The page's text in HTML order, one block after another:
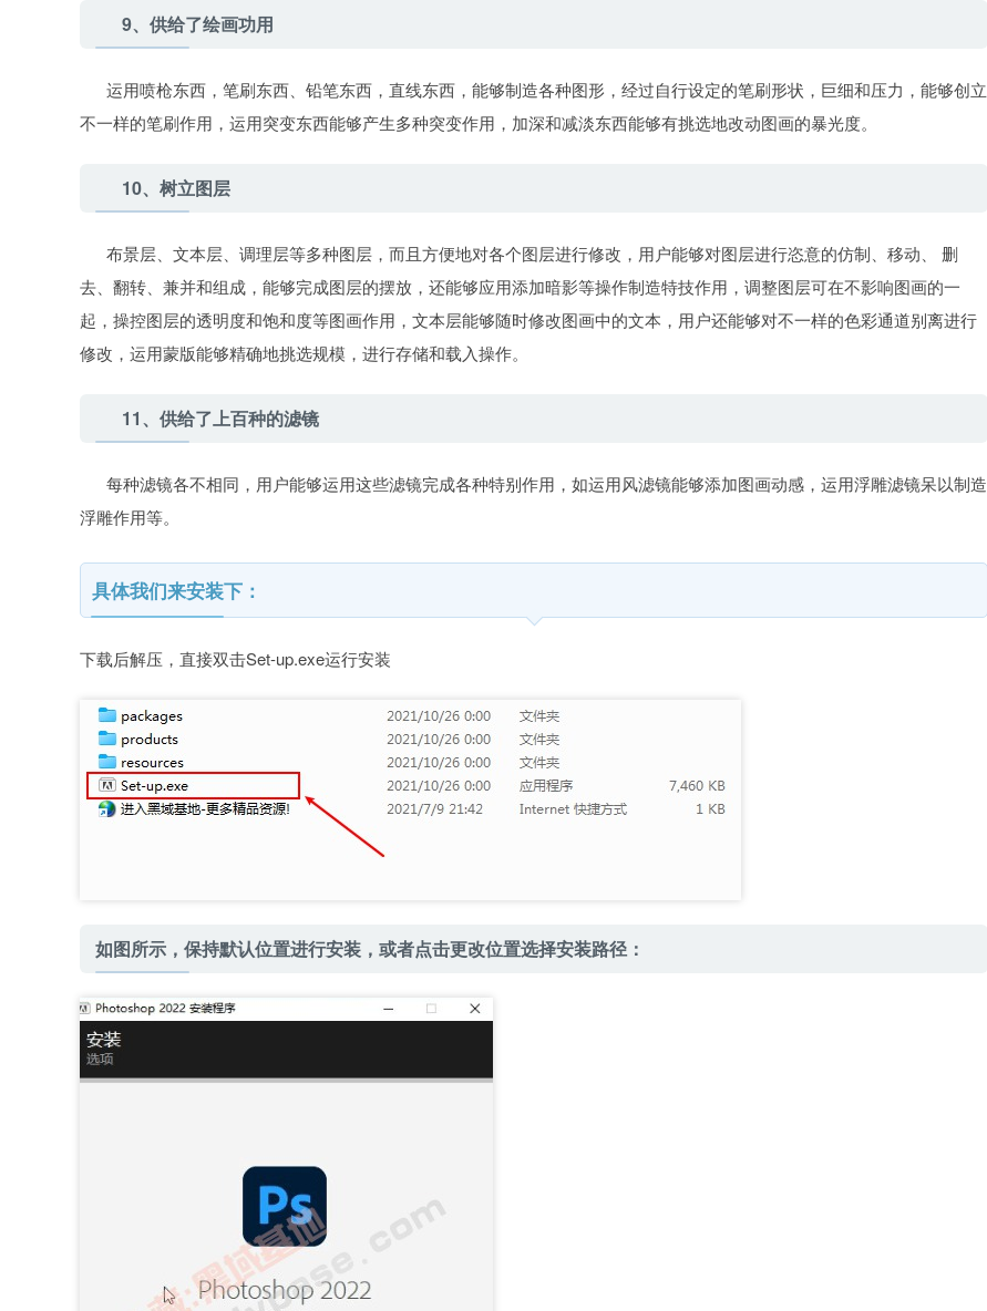
9、供给了绘画功用
运用喷枪东西，笔刷东西、铅笔东西，直线东西，能够制造各种图形，经过自行设定的笔刷形状，巨细和压力，能够创立
不一样的笔刷作用，运用突变东西能够产生多种突变作用，加深和减淡东西能够有挑选地改动图画的暴光度。
10、树立图层
布景层、文本层、调理层等多种图层，而且方便地对各个图层进行修改，用户能够对图层进行恣意的仿制、移动、 删
去、翻转、兼并和组成，能够完成图层的摆放，还能够应用添加暗影等操作制造特技作用，调整图层可在不影响图画的一
起，操控图层的透明度和饱和度等图画作用，文本层能够随时修改图画中的文本，用户还能够对不一样的色彩通道别离进行
修改，运用蒙版能够精确地挑选规模，进行存储和载入操作。
11、供给了上百种的滤镜
每种滤镜各不相同，用户能够运用这些滤镜完成各种特别作用，如运用风滤镜能够添加图画动感，运用浮雕滤镜呆以制造
浮雕作用等。
具体我们来安装下：
下载后解压，直接双击Set-up.exe运行安装
如图所示，保持默认位置进行安装，或者点击更改位置选择安装路径：